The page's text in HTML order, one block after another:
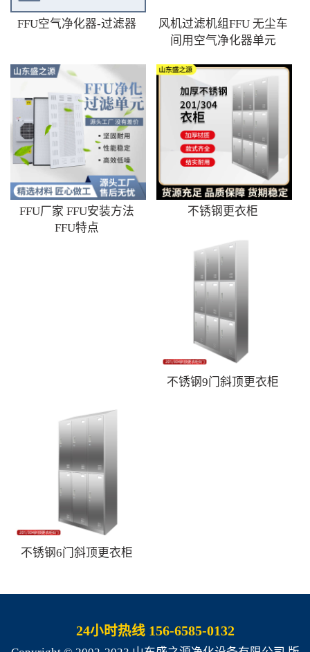
FFU空气净化器-过滤器
风机过滤机组FFU 无尘车
间用空气净化器单元
FFU厂家 FFU安装方法
FFU特点
不锈钢更衣柜
不锈钢9门斜顶更衣柜
不锈钢6门斜顶更衣柜
24小时热线 156-6585-0132